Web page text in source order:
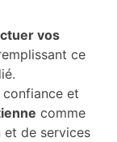
vos
ce
et
comme
de services